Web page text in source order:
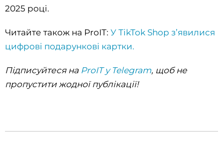
2025 році.
Читайте також на ProIT: У TikTok Shop з’явилися
цифрові подарункові картки.
Підписуйтеся на ProIT у Telegram, щоб не
пропустити жодної публікації!